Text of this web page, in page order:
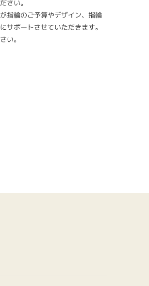
さい。
指輪のご予算やデザイン、指輪
サポートさせていただきます。
い。